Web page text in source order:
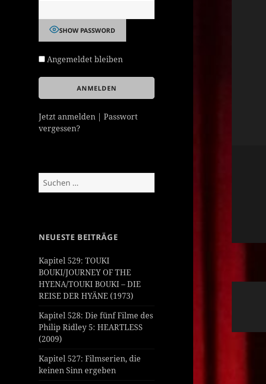
SHOW PASSWORD
Angemeldet bleiben
Jetzt anmelden |Passwort
vergessen?
Suchen
nach:
NEUESTE BEITRÄGE
Kapitel 529: TOUKI
BOUKI/JOURNEY OF THE
HYENA/TOUKI BOUKI – DIE
REISE DER HYÄNE (1973)
Kapitel 528: Die fünf Filme des
Philip Ridley 5: HEARTLESS
(2009)
Kapitel 527: Filmserien, die
keinen Sinn ergeben